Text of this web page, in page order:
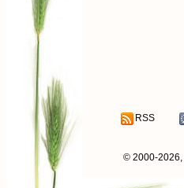
RSS
© 2000-2026,